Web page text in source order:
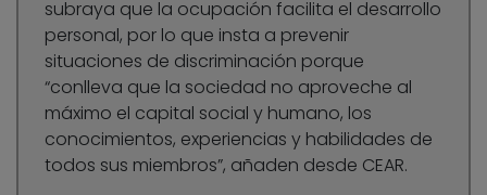
subraya que la ocupación facilita el desarrollo
personal, por lo que insta a prevenir
situaciones de discriminación porque
“conlleva que la sociedad no aproveche al
máximo el capital social y humano, los
conocimientos, experiencias y habilidades de
todos sus miembros”, añaden desde CEAR.